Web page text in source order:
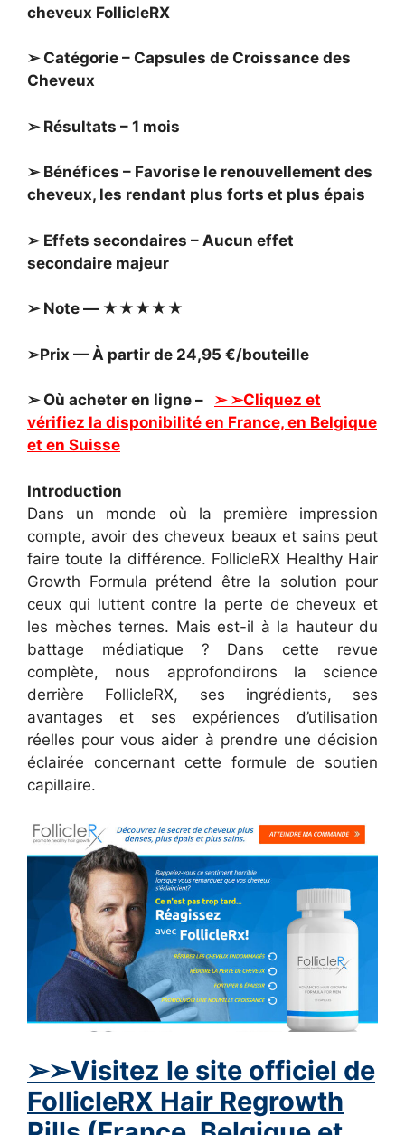
cheveux FollicleRX
➢ Catégorie – Capsules de Croissance des
Cheveux
➢ Résultats – 1 mois
➢ Bénéfices – Favorise le renouvellement des
cheveux, les rendant plus forts et plus épais
➢ Effets secondaires – Aucun effet
secondaire majeur
➢ Note — ★★★★★
➢Prix — À partir de 24,95 €/bouteille
➢ Où acheter en ligne – ➢ ➢Cliquez et
vérifiez la disponibilité en France, en Belgique
et en Suisse
Introduction
Dans un monde où la première impression
compte, avoir des cheveux beaux et sains peut
faire toute la différence. FollicleRX Healthy Hair
Growth Formula prétend être la solution pour
ceux qui luttent contre la perte de cheveux et
les mèches ternes. Mais est-il à la hauteur du
battage médiatique ? Dans cette revue
complète, nous approfondirons la science
derrière FollicleRX, ses ingrédients, ses
avantages et ses expériences d’utilisation
réelles pour vous aider à prendre une décision
éclairée concernant cette formule de soutien
capillaire.
➢➢Visitez le site officiel de
FollicleRX Hair Regrowth